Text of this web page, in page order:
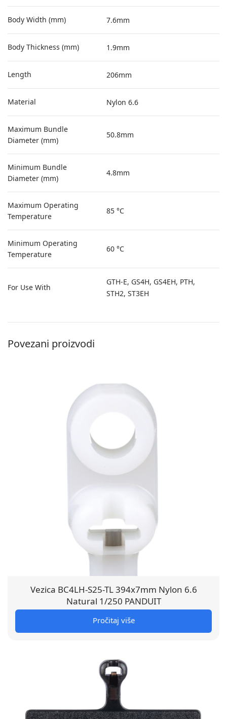
Body Width (mm) 7.6mm
Body Thickness (mm) 1.9mm
Length 206mm
Material Nylon 6.6
Maximum Bundle
Diameter (mm)
50.8mm
Minimum Bundle
Diameter (mm)
4.8mm
Maximum Operating
Temperature
85 °C
Minimum Operating
Temperature
60 °C
For Use With
GTH-E, GS4H, GS4EH, PTH,
STH2, ST3EH
Povezani proizvodi
Vezica BC4LH-S25-TL 394x7mm Nylon 6.6
Natural 1/250 PANDUIT
Pročitaj više